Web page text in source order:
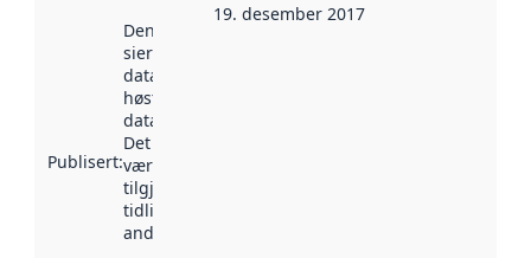
Publisert:
Denne datoen
sier når
datasettet ble
høstet av
data.norge.no.
Det kan ha
vært
tilgjengelig
tidligere
andre steder.
19. desember 2017